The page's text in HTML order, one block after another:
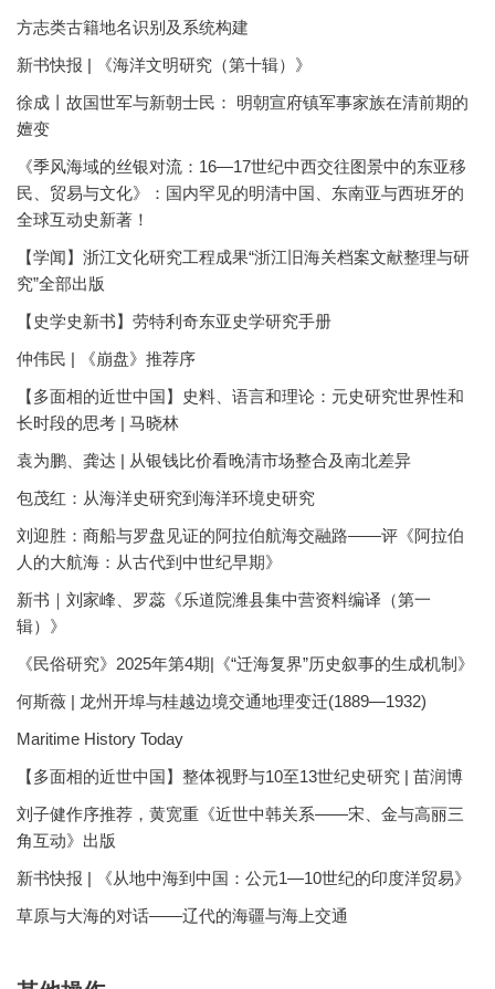
方志类古籍地名识别及系统构建
新书快报 | 《海洋文明研究（第十辑）》
徐成丨故国世军与新朝士民： 明朝宣府镇军事家族在清前期的
嬗变
《季风海域的丝银对流：16—17世纪中西交往图景中的东亚移
民、贸易与文化》：国内罕见的明清中国、东南亚与西班牙的
全球互动史新著！
【学闻】浙江文化研究工程成果“浙江旧海关档案文献整理与研
究”全部出版
【史学史新书】劳特利奇东亚史学研究手册
仲伟民 | 《崩盘》推荐序
【多面相的近世中国】史料、语言和理论：元史研究世界性和
长时段的思考 | 马晓林
袁为鹏、龚达 | 从银钱比价看晚清市场整合及南北差异
包茂红：从海洋史研究到海洋环境史研究
刘迎胜：商船与罗盘见证的阿拉伯航海交融路——评《阿拉伯
人的大航海：从古代到中世纪早期》
新书｜刘家峰、罗蕊《乐道院潍县集中营资料编译（第一
辑）》
《民俗研究》2025年第4期|《“迁海复界”历史叙事的生成机制》
何斯薇 | 龙州开埠与桂越边境交通地理变迁(1889—1932)
Maritime History Today
【多面相的近世中国】整体视野与10至13世纪史研究 | 苗润博
刘子健作序推荐，黄宽重《近世中韩关系——宋、金与高丽三
角互动》出版
新书快报 | 《从地中海到中国：公元1—10世纪的印度洋贸易》
草原与大海的对话——辽代的海疆与海上交通